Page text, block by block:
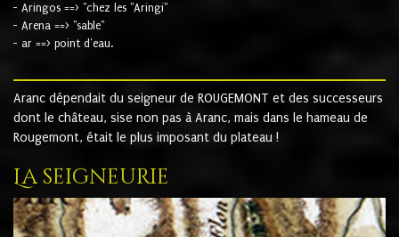
- Aringos ==> "chez les "Aringi"
- Arena ==> "sable"
- ar ==> point d'eau.
Aranc dépendait du seigneur de ROUGEMONT et des successeurs
dont le château, sise non pas à Aranc, mais dans le hameau de
Rougemont, était le plus imposant du plateau !
La seigneurie